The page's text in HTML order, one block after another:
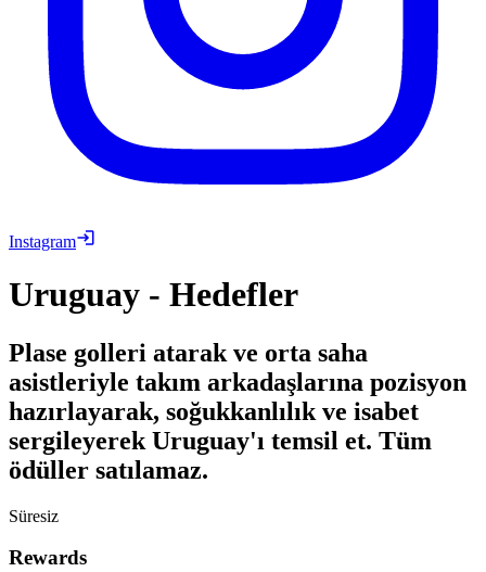
Instagram
Uruguay - Hedefler
Plase golleri atarak ve orta saha
asistleriyle takım arkadaşlarına pozisyon
hazırlayarak, soğukkanlılık ve isabet
sergileyerek Uruguay'ı temsil et. Tüm
ödüller satılamaz.
Süresiz
Rewards